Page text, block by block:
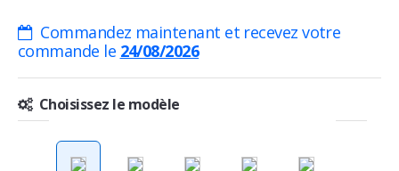
Commandez maintenant et recevez votre
commande le 24/08/2026
Choisissez le modèle